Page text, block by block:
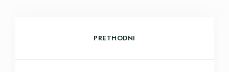
PRETHODNI